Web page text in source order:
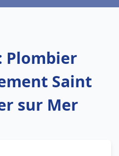
Plombier
Saint
sur Mer